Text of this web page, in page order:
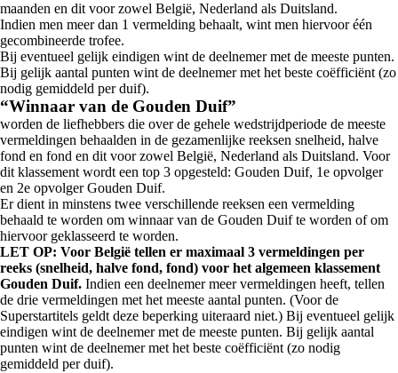
maanden en dit voor zowel België, Nederland als Duitsland.
Indien men meer dan 1 vermelding behaalt, wint men hiervoor één
gecombineerde trofee.
Bij eventueel gelijk eindigen wint de deelnemer met de meeste punten.
Bij gelijk aantal punten wint de deelnemer met het beste coëfficiënt (zo
nodig gemiddeld per duif).
“Winnaar van de Gouden Duif”
worden de liefhebbers die over de gehele wedstrijdperiode de meeste
vermeldingen behaalden in de gezamenlijke reeksen snelheid, halve
fond en fond en dit voor zowel België, Nederland als Duitsland. Voor
dit klassement wordt een top 3 opgesteld: Gouden Duif, 1e opvolger
en 2e opvolger Gouden Duif.
Er dient in minstens twee verschillende reeksen een vermelding
behaald te worden om winnaar van de Gouden Duif te worden of om
hiervoor geklasseerd te worden.
LET OP: Voor België tellen er maximaal 3 vermeldingen per
reeks (snelheid, halve fond, fond) voor het algemeen klassement
Gouden Duif. Indien een deelnemer meer vermeldingen heeft, tellen
de drie vermeldingen met het meeste aantal punten. (Voor de
Superstartitels geldt deze beperking uiteraard niet.) Bij eventueel gelijk
eindigen wint de deelnemer met de meeste punten. Bij gelijk aantal
punten wint de deelnemer met het beste coëfficiënt (zo nodig
gemiddeld per duif).